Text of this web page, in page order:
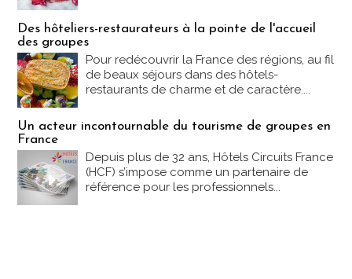
Des hôteliers-restaurateurs à la pointe de l'accueil
des groupes
Pour redécouvrir la France des régions, au fil
de beaux séjours dans des hôtels-
restaurants de charme et de caractère....
Un acteur incontournable du tourisme de groupes en
France
Depuis plus de 32 ans, Hôtels Circuits France
(HCF) s’impose comme un partenaire de
référence pour les professionnels...